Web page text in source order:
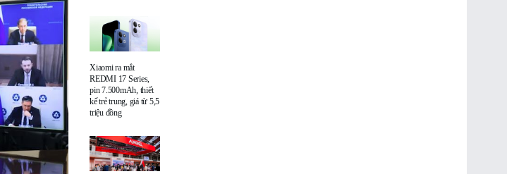
Xiaomi ra mắt
REDMI 17 Series,
pin 7.500mAh, thiết
kế trẻ trung, giá từ 5,5
triệu đồng